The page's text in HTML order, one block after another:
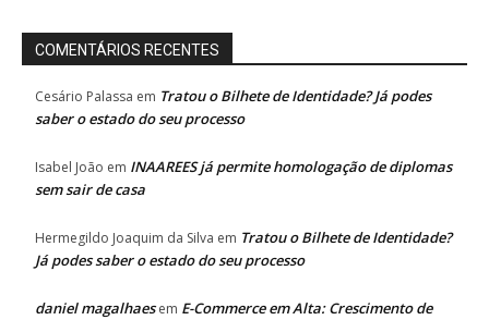
COMENTÁRIOS RECENTES
Cesário Palassa em Tratou o Bilhete de Identidade? Já podes
saber o estado do seu processo
Isabel João em INAAREES já permite homologação de diplomas
sem sair de casa
Hermegildo Joaquim da Silva em Tratou o Bilhete de Identidade?
Já podes saber o estado do seu processo
daniel magalhaesem E-Commerce em Alta: Crescimento de